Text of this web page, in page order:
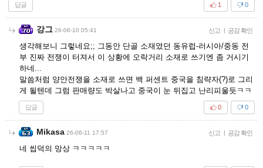
답글 0
1
강그 26-06-10 05:41 신고 | 공감 확인
생각해보니 그렇네요;; 그동안 단골 소재였던 동유럽-러시아/중동 전
부 진짜 전쟁이 터져서 이 상황에 오락거리 소재로 쓰기엔 좀 거시기
하네...
말씀처럼 양안전쟁을 소재로 쓰면 백 퍼센트 중국을 침략자(?)로 그리
게 될텐데 그럼 판매량도 박살나고 중국이 눈 뒤집고 난리피울듯ㅋㅋ
답글 0
0
Mikasa 26-06-11 17:57 신고 | 공감 확인
네 씹덕의 망상 ㅋㅋㅋㅋㅋ